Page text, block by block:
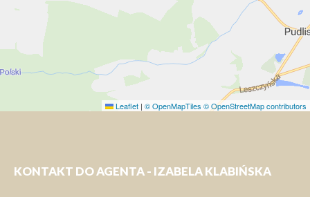
Leaflet | © OpenMapTiles © OpenStreetMap contributors
KONTAKT DO AGENTA - IZABELA KLABIŃSKA